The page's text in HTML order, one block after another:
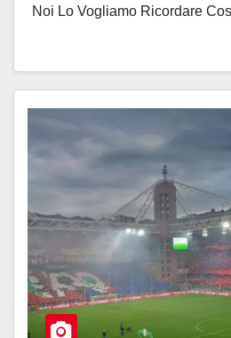
Noi Lo Vogliamo Ricordare